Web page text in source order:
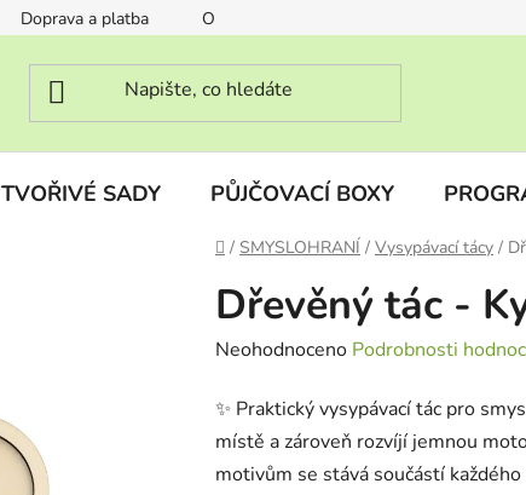
Doprava a platba O nás
TVOŘIVÉ SADY PŮJČOVACÍ BOXY
Domů
/ SMYSLOHRANÍ / Vysypávací tácy /
Dřevěný tác -
Průměrné
produktu
je
0,0
Neohodnoceno Podrobnosti
✨ Praktický vysypávací tác pro
místě a zároveň rozvíjí jemnou
motivům se stává součástí